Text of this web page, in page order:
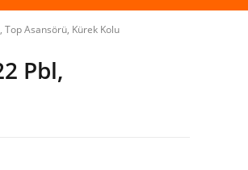
Top Asansörü, Kürek Kolu
Pbl,